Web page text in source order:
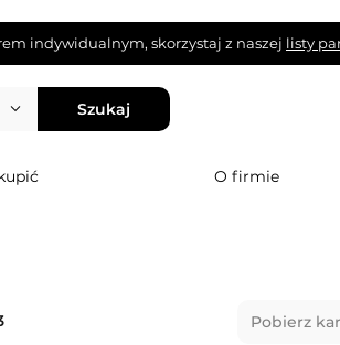
indywidualnym, skorzystaj z naszej listy
Szukaj
O firmie
Pobierz